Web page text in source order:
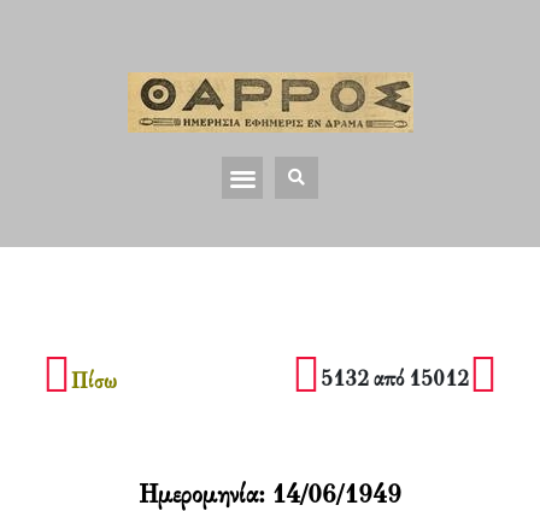
Πίσω 5132 από 15012
Ημερομηνία: 14/06/1949